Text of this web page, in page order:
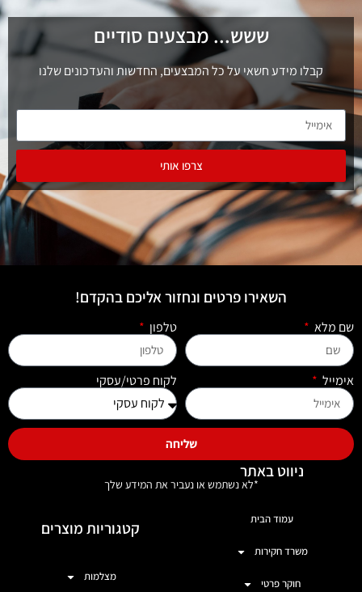
ששש... מבצעים סודיים
קבלו מידע חשאי על כל המבצעים, החדשות והעדכונים שלנו
צרפו אותי
השאירו פרטים ונחזור אליכם בהקדם!
שם מלא טלפון
אימייל לקוח פרטי/עסקי
שליחה
*לא נשתמש או נעביר את המידע שלך
ניווט באתר
עמוד הבית
משרד חקירות
חוקר פרטי
קטגוריות מוצרים
מצלמות